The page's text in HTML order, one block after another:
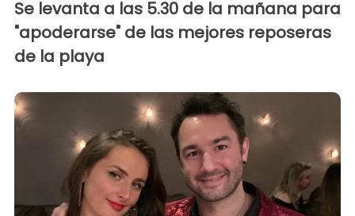
Se levanta a las 5.30 de la mañana para
"apoderarse" de las mejores reposeras
de la playa